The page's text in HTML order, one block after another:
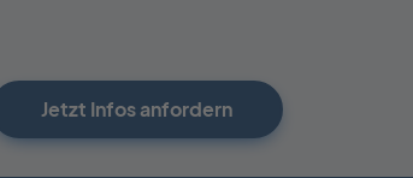
Jetzt Infos anfordern